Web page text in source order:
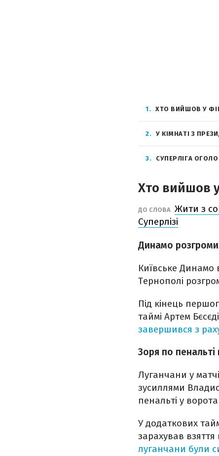
1 ХТО ВИЙШОВ У
2 У КІМНАТІ З
3 СУПЕРЛІГА
Хто вийшов
ДО СЛОВА Жити з
Суперлізі
Динамо
Київське Динамо
Тернополі
Під кінець
таймі Артем
завершився з
Зоря по
Луганчани у
зусиллями
пенальті у
У додаткових
зарахував взяття
луганчани були